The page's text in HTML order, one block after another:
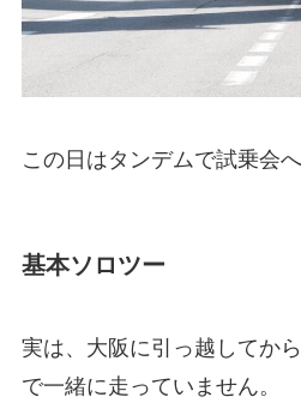
この日はタンデムで試乗会
基本ソロツー
実は、大阪に引っ越してか
で一緒に走っていません。